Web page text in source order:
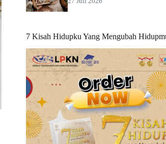
7 Kisah Hidupku Yang Mengubah